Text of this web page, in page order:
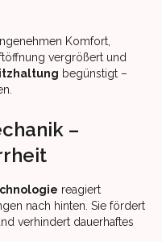
Komfort,
vergrößert und
begünstigt –
–
reagiert
nach hinten. Sie fördert
verhindert dauerhaftes